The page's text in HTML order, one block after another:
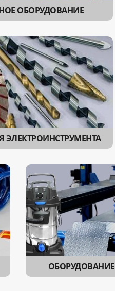
ОБОРУДОВАНИЕ
ЭЛЕКТРОИНСТРУМЕНТА